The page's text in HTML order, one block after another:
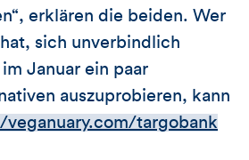
erklären die beiden. Wer
sich unverbindlich
Januar ein paar
auszuprobieren, kann
targobank